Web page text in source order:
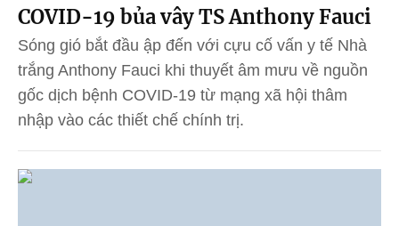
COVID-19 bủa vây TS Anthony Fauci
Sóng gió bắt đầu ập đến với cựu cố vấn y tế Nhà
trắng Anthony Fauci khi thuyết âm mưu về nguồn
gốc dịch bệnh COVID-19 từ mạng xã hội thâm
nhập vào các thiết chế chính trị.